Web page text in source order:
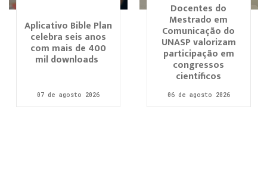
Aplicativo Bible Plan
celebra seis anos
com mais de 400
mil downloads
07 de agosto 2026
Docentes do
Mestrado em
Comunicação do
UNASP valorizam
participação em
congressos
científicos
06 de agosto 2026